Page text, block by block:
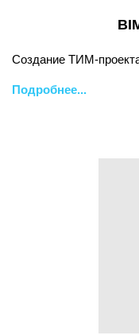
Создание ТИМ-
Подробнее...